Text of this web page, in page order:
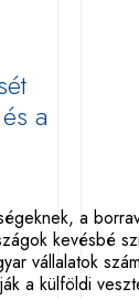
a
a
kevésbé
vállalatok
a külföldi